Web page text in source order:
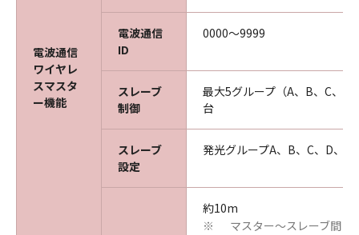
電波通信
ワイヤレ
スマスタ
ー機能
電波通信
ID
0000～9999
スレーブ
制御
最大5グループ（A、B、C、D
台
スレーブ
設定
発光グループA、B、C、D、E
約10m
※
マスター～スレーブ間に